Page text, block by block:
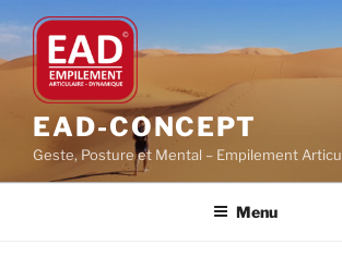
contenu
principal
EAD-CONCEPT
Geste, Posture et Mental – Empilement
Menu